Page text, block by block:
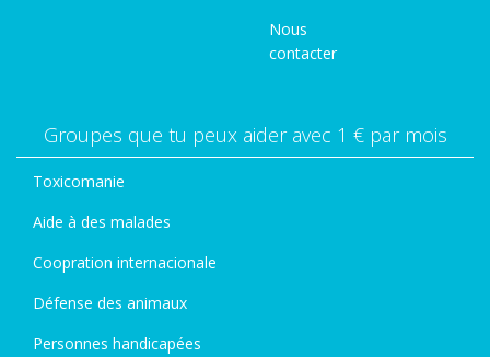
Nous
contacter
Groupes que tu peux aider avec 1 € par mois
Toxicomanie
Aide à des malades
Coopration internacionale
Défense des animaux
Personnes handicapées